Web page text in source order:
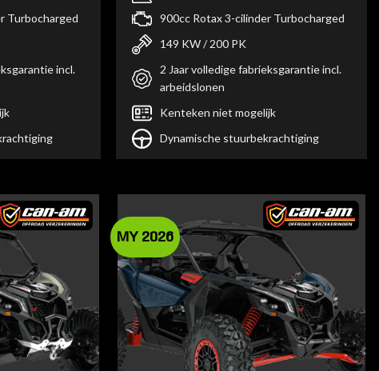
Turbocharged
incl.
900cc Rotax 3-cilinder Turbocharged
149 KW / 200 PK
2 Jaar volledige fabrieksgarantie incl.
arbeidslonen
Kenteken niet mogelijk
Dynamische stuurbekrachtiging
MY 2026